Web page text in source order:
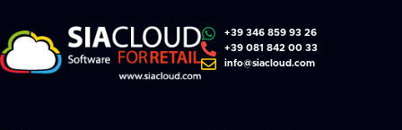
+39 346 859 93 26
+39 081 842 00 33
info@siacloud.com